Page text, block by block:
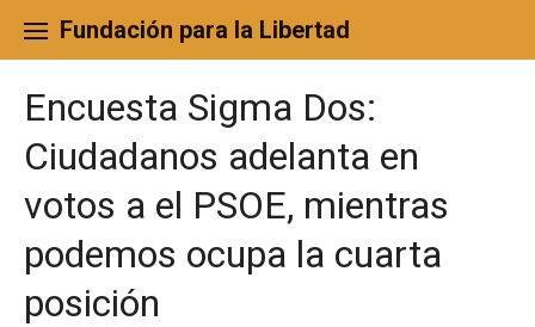
content
Fundación para la Libertad
Encuesta Sigma Dos:
Ciudadanos adelanta en
votos a el PSOE, mientras
podemos ocupa la cuarta
posición